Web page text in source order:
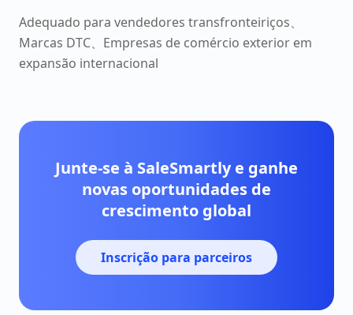
Adequado para vendedores transfronteiriços、
Marcas DTC、Empresas de comércio exterior em
expansão internacional
Junte-se à SaleSmartly e ganhe
novas oportunidades de
crescimento global
Inscrição para parceiros